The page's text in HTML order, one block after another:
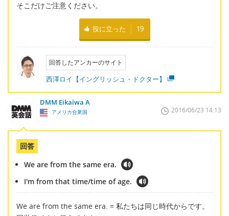
そこだけご注意ください。
役に立った 19
回答したアンカーのサイト
西澤ロイ【イングリッシュ・ドクター】
DMM Eikaiwa A
アメリカ合衆国 2016/06/23 14:13
回答
We are from the same era.
I'm from that time/time of age.
We are from the same era. = 私たちは同じ時代からです。